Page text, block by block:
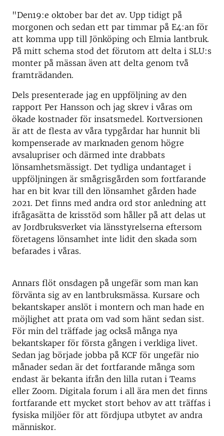
"Den19:e oktober bar det av. Upp tidigt på
morgonen och sedan ett par timmar på E4:an för
att komma upp till Jönköping och Elmia lantbruk.
På mitt schema stod det förutom att delta i SLU:s
monter på mässan även att delta genom två
framträdanden.
Dels presenterade jag en uppföljning av den
rapport Per Hansson och jag skrev i våras om
ökade kostnader för insatsmedel. Kortversionen
är att de flesta av våra typgårdar har hunnit bli
kompenserade av marknaden genom högre
avsalupriser och därmed inte drabbats
lönsamhetsmässigt. Det tydliga undantaget i
uppföljningen är smågrisgården som fortfarande
har en bit kvar till den lönsamhet gården hade
2021. Det finns med andra ord stor anledning att
ifrågasätta de krisstöd som håller på att delas ut
av Jordbruksverket via länsstyrelserna eftersom
företagens lönsamhet inte lidit den skada som
befarades i våras.
Annars flöt onsdagen på ungefär som man kan
förvänta sig av en lantbruksmässa. Kursare och
bekantskaper anslöt i montern och man hade en
möjlighet att prata om vad som hänt sedan sist.
För min del träffade jag också många nya
bekantskaper för första gången i verkliga livet.
Sedan jag började jobba på KCF för ungefär nio
månader sedan är det fortfarande många som
endast är bekanta ifrån den lilla rutan i Teams
eller Zoom. Digitala forum i all ära men det finns
fortfarande ett mycket stort behov av att träffas i
fysiska miljöer för att fördjupa utbytet av andra
människor.